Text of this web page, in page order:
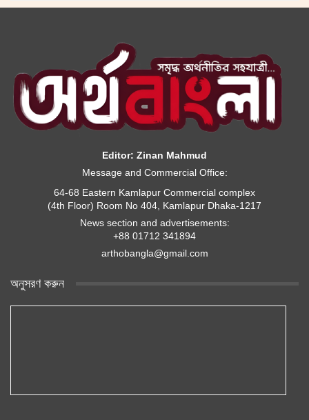
Editor: Zinan Mahmud
Message and Commercial Office:
64-68 Eastern Kamlapur Commercial complex
(4th Floor) Room No 404, Kamlapur Dhaka-1217
News section and advertisements:
+88 01712 341894
arthobangla@gmail.com
অনুসরণ করুন